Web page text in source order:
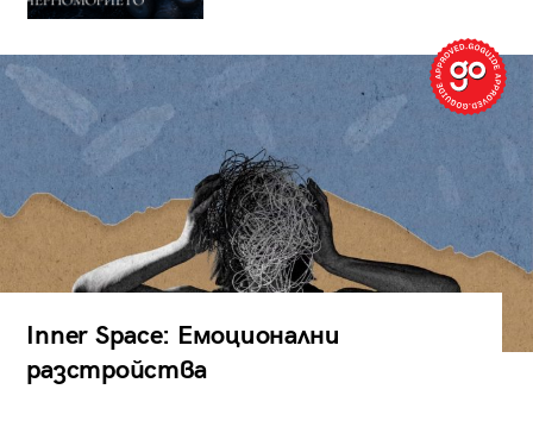
Inner Space: Емоционални
разстройства